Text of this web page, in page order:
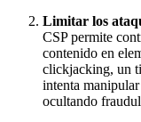
Limitar los
CSP permite
contenido en
clickjacking, un
intenta
ocultando